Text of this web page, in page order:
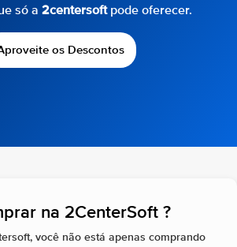
só a 2centersoftpode oferecer.
os Descontos
na 2CenterSoft ?​
você não está apenas comprando